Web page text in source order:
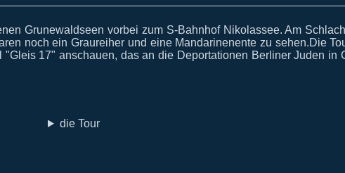
Grunewaldseen vorbei zum S-Bahnhof Nikolassee. Am
noch ein Graureiher und eine Mandarinenente zu sehen.Die
17" anschauen, das an die Deportationen Berliner Juden in
die Tour